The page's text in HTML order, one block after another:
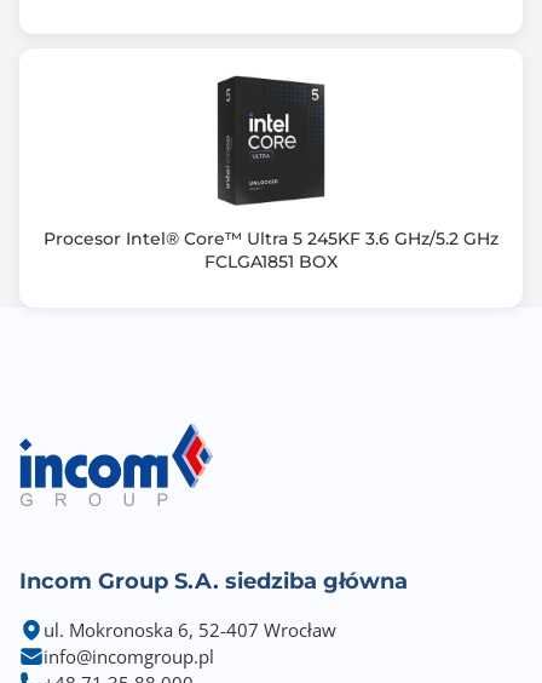
Procesor Intel® Core™ Ultra 5 245KF 3.6 GHz/5.2 GHz
FCLGA1851 BOX
Incom Group S.A. siedziba główna
ul. Mokronoska 6, 52-407 Wrocław
info@incomgroup.pl